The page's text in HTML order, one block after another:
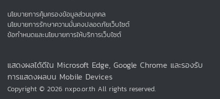
นโยบายการคุ้มครองข้อมูลส่วนบุคคล
นโยบายการรักษาความมั่นคงปลอดภัยเว็บไซต์
ข้อกำหนดและนโยบายการให้บริการเว็บไซต์
แสดงผลได้ดีใน Microsoft Edge, Google Chrome และรองรับ
การแสดงผลบน Mobile Devices
Copyright © 2026 nxpo.or.th All rights reserved.